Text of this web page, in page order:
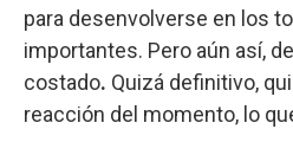
para desenvolverse en los
importantes. Pero aún así,
costado. Quizá definitivo,
reacción del momento, lo